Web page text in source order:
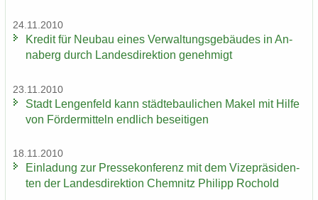
24.11.2010
Kre­dit für Neu­bau eines Ver­wal­tungs­ge­bäu­des in An­
na­berg durch Lan­des­di­rek­ti­on ge­neh­migt
23.11.2010
Stadt Len­gen­feld kann städ­te­bau­li­chen Makel mit Hilfe
von För­der­mit­teln end­lich be­sei­ti­gen
18.11.2010
Ein­la­dung zur Pres­se­kon­fe­renz mit dem Vi­ze­prä­si­den­
ten der Lan­des­di­rek­ti­on Chem­nitz Phil­ipp Ro­chold